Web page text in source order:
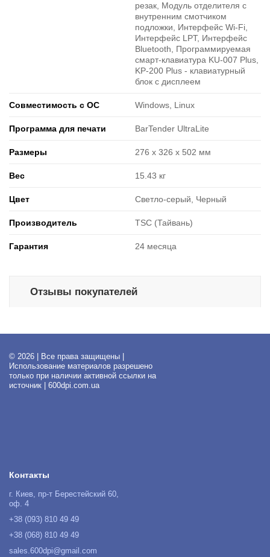
резак, Модуль отделителя с
внутренним смотчиком
подложки, Интерфейс Wi-Fi,
Интерфейс LPT, Интерфейс
Bluetooth, Программируемая
смарт-клавиатура KU-007 Plus,
KP-200 Plus - клавиатурный
блок с дисплеем
Совместимость с ОС Windows, Linux
Программа для печати BarTender UltraLite
Размеры 276 x 326 x 502 мм
Вес 15.43 кг
Цвет Светло-серый, Черный
Производитель TSC (Тайвань)
Гарантия 24 месяца
Отзывы покупателей
© 2026 | Все права защищены |
Использование материалов разрешено
только при наличии активной ссылки на
источник | 600dpi.com.ua
Контакты
г. Киев, пр-т Берестейский 60,
оф. 4
+38 (093) 810 49 49
+38 (068) 810 49 49
sales.600dpi@gmail.com